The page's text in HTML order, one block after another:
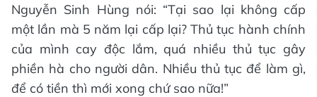
Nguyễn Sinh Hùng nói: “Tại sao lại không cấp
một lần mà 5 năm lại cấp lại? Thủ tục hành chính
của mình cay độc lắm, quá nhiều thủ tục gây
phiền hà cho người dân. Nhiều thủ tục để làm gì,
để có tiền thì mới xong chứ sao nữa!”